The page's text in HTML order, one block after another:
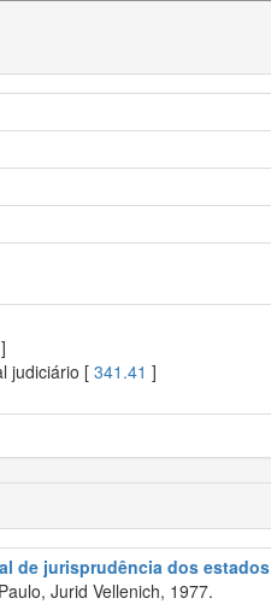
]
judiciário [ 341.41 ]
de jurisprudência dos estados
Jurid Vellenich, 1977.